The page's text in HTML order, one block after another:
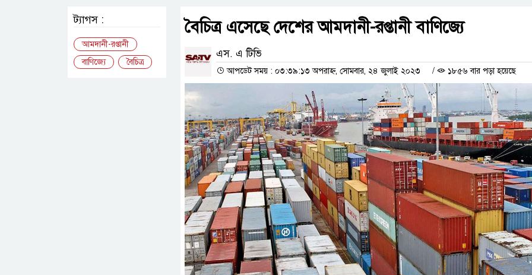
বৈচিত্র এসেছে দেশের আমদানী-রপ্তানী বাণিজ্যে
এস. এ টিভি
আপডেট সময় : ০৩:৩৯:১৩ অপরাহ্ন, সোমবার, ২৪ জুলাই ২০২৩ / ১৮৫৬ বার পড়া হয়েছে
ট্যাগস :
আমদানী-রপ্তানী
বাণিজ্যে
বৈচিত্র